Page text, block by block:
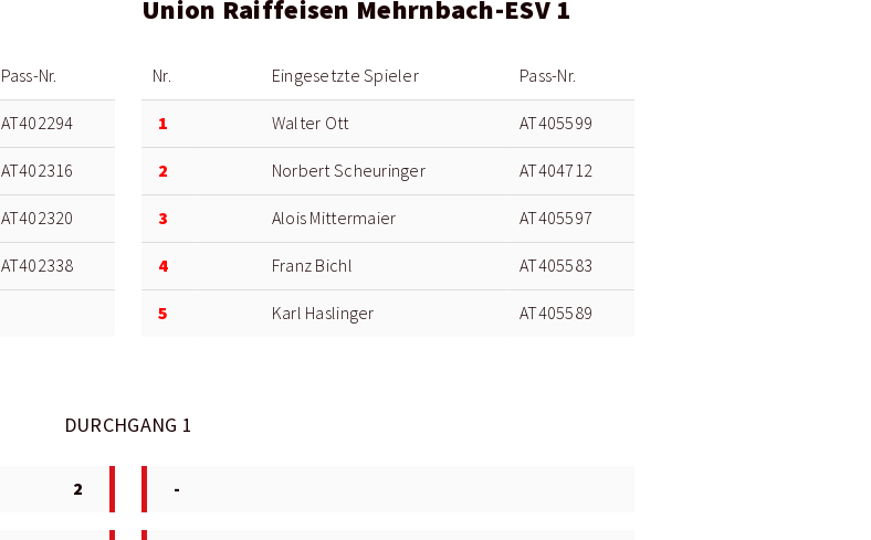
Pass-Nr.
AT402294
AT402316
AT402320
AT402338
Union Raiffeisen Mehrnbach-ESV 1
Nr. Eingesetzte Spieler Pass-Nr.
1 Walter Ott AT405599
2 Norbert Scheuringer AT404712
3 Alois Mittermaier AT405597
4 Franz Bichl AT405583
5 Karl Haslinger AT405589
DURCHGANG 1
2 -